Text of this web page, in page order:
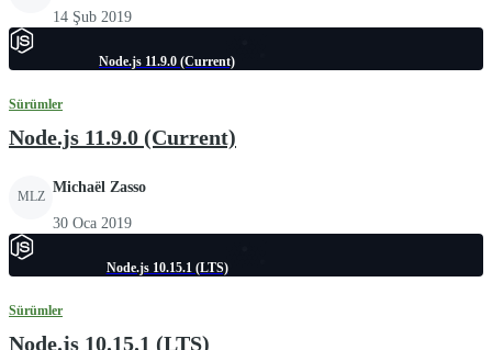
14 Şub 2019
Node.js 11.9.0 (Current)
Sürümler
Node.js 11.9.0 (Current)
MLZ
Michaël Zasso
30 Oca 2019
Node.js 10.15.1 (LTS)
Sürümler
Node.js 10.15.1 (LTS)